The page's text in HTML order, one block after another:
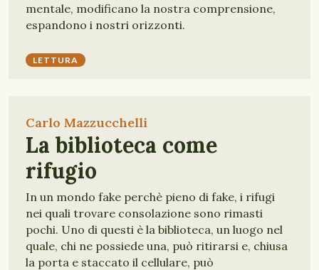
mentale, modificano la nostra comprensione,
espandono i nostri orizzonti.
LETTURA
Carlo Mazzucchelli
La biblioteca come
rifugio
In un mondo fake perchè pieno di fake, i rifugi
nei quali trovare consolazione sono rimasti
pochi. Uno di questi è la biblioteca, un luogo nel
quale, chi ne possiede una, può ritirarsi e, chiusa
la porta e staccato il cellulare, può